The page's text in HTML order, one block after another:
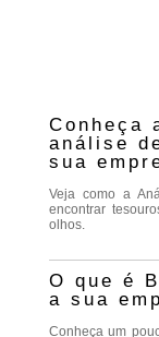
Conheça
análise
sua
Veja como a
encontrar
olhos.
O que é
a sua
Conheça um